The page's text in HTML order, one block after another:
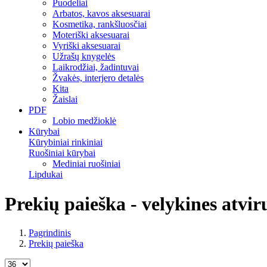
Puodeliai
Arbatos, kavos aksesuarai
Kosmetika, rankšluosčiai
Moteriški aksesuarai
Vyriški aksesuarai
Užrašų knygelės
Laikrodžiai, žadintuvai
Žvakės, interjero detalės
Kita
Žaislai
PDF
Lobio medžioklė
Kūrybai
Kūrybiniai rinkiniai
Ruošiniai kūrybai
Mediniai ruošiniai
Lipdukai
Prekių paieška - velykines
Pagrindinis
Prekių paieška